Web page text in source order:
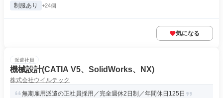
制服あり +24個
気になる
派遣社員
機械設計(CATIA V5、SolidWorks、NX)
株式会社ウイルテック
無期雇用派遣の正社員採用／完全週休2日制／年間休日125日